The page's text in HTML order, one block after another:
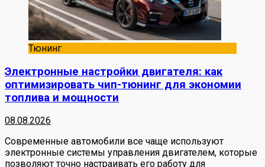
Тюнинг
Электронные настройки двигателя: как
оптимизировать чип-тюнинг для экономии
топлива и мощности
08.08.2026
Современные автомобили все чаще используют
электронные системы управления двигателем, которые
позволяют точно настраивать его работу для